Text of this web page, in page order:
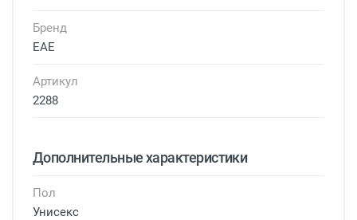
Бренд
EAE
Артикул
2288
Дополнительные характеристики
Пол
Унисекс